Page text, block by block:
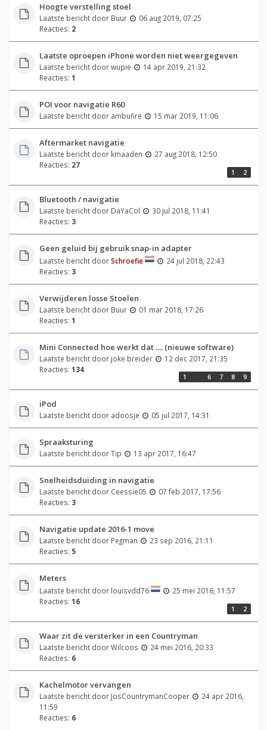
Hoogte verstelling stoel
Laatste bericht door Buur
06 aug 2019, 07:25
Reacties: 2
Laatste oproepen iPhone worden niet weergegeven
Laatste bericht doorwupie
14 apr 2019, 21:32
Reacties: 1
POI voor navigatie R60
Laatste bericht door ambufire 15 mar 2019, 11:06
Aftermarket navigatie
Laatste bericht door kmaaden
27 aug 2018, 12:50
Reacties: 27
1 2
Bluetooth / navigatie
Laatste bericht door DaYaCol
30 jul 2018, 11:41
Reacties: 3
Geen geluid bij gebruik snap-in adapter
Laatste bericht doorSchroefie
24 jul 2018, 22:43
Reacties: 3
Verwijderen losse Stoelen
Laatste bericht door Buur
01 mar 2018, 17:26
Reacties: 1
Mini Connected hoe werkt dat .... (nieuwe software)
Laatste bericht door joke.breider
12 dec 2017, 21:35
Reacties: 134
1 6 7 8 9
iPod
Laatste bericht door adoosje 05 jul 2017, 14:31
Spraaksturing
Laatste bericht doorTip 13 apr 2017, 16:47
Snelheidsduiding in navigatie
Laatste bericht door Ceessie05
07 feb 2017, 17:56
Reacties: 3
Navigatie update 2016-1 move
Laatste bericht door Pegman
23 sep 2016, 21:11
Reacties: 5
Meters
Laatste bericht door louisvdd76
25 mei 2016, 11:57
Reacties: 16
1 2
Waar zit de versterker in een Countryman
Laatste bericht doorWilcoos
24 mei 2016, 20:33
Reacties: 6
Kachelmotor vervangen
Laatste bericht door JosCountrymanCooper
24 apr 2016,
11:59
Reacties: 6